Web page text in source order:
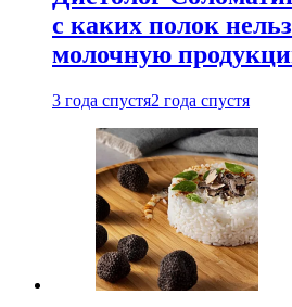
с каких полок
молочную
3 года спустя2 года спустя